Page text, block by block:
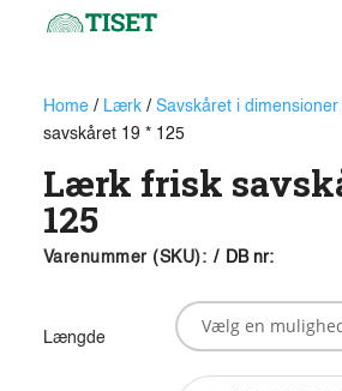
Home/ Lærk/ Savskåret i dimensioner
savskåret 19 * 125
Lærk frisk
125
Varenummer (SKU): / DB nr:
Længde